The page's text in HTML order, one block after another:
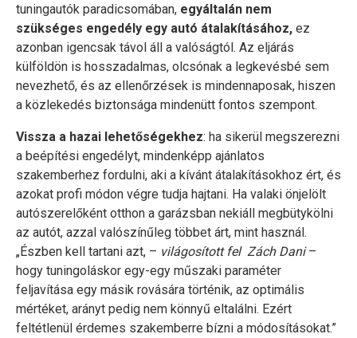
tuningautók paradicsomában, egyáltalán nem
szükséges engedély egy autó átalakításához, ez
azonban igencsak távol áll a valóságtól. Az eljárás
külföldön is hosszadalmas, olcsónak a legkevésbé sem
nevezhető, és az ellenőrzések is mindennaposak, hiszen
a közlekedés biztonsága mindenütt fontos szempont.
Vissza a hazai lehetőségekhez: ha sikerül megszerezni
a beépítési engedélyt, mindenképp ajánlatos
szakemberhez fordulni, aki a kívánt átalakításokhoz ért, és
azokat profi módon végre tudja hajtani. Ha valaki önjelölt
autószerelőként otthon a garázsban nekiáll megbütykölni
az autót, azzal valószínűleg többet árt, mint használ.
„Észben kell tartani azt, – világosított fel Zách Dani–
hogy tuningoláskor egy-egy műszaki paraméter
feljavítása egy másik rovására történik, az optimális
mértéket, arányt pedig nem könnyű eltalálni. Ezért
feltétlenül érdemes szakemberre bízni a módosításokat.”